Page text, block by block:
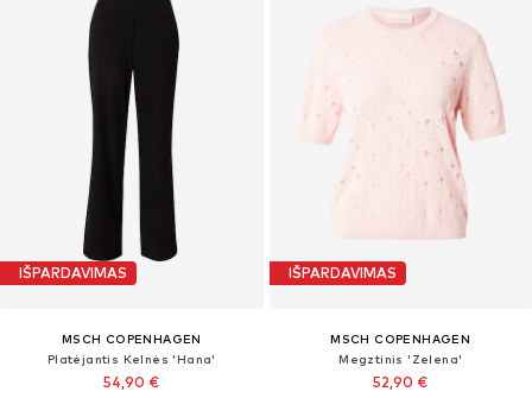
IŠPARDAVIMAS
MSCH COPENHAGEN
Platėjantis Kelnės 'Hana'
54,90 €
IŠPARDAVIMAS
MSCH COPENHAGEN
Megztinis 'Zelena'
52,90 €